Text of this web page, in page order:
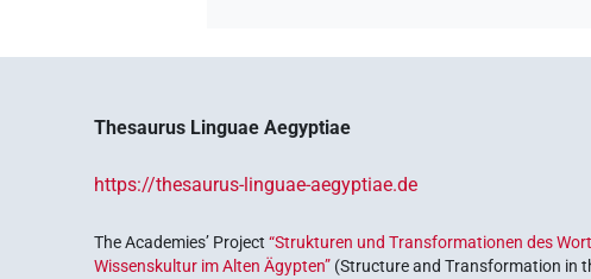
Thesaurus Linguae Aegyptiae
https://thesaurus-linguae-aegyptiae.de
The Academies’ Project“Strukturen und Transformationen des
Wissenskultur im Alten Ägypten” (Structure and Transformation in